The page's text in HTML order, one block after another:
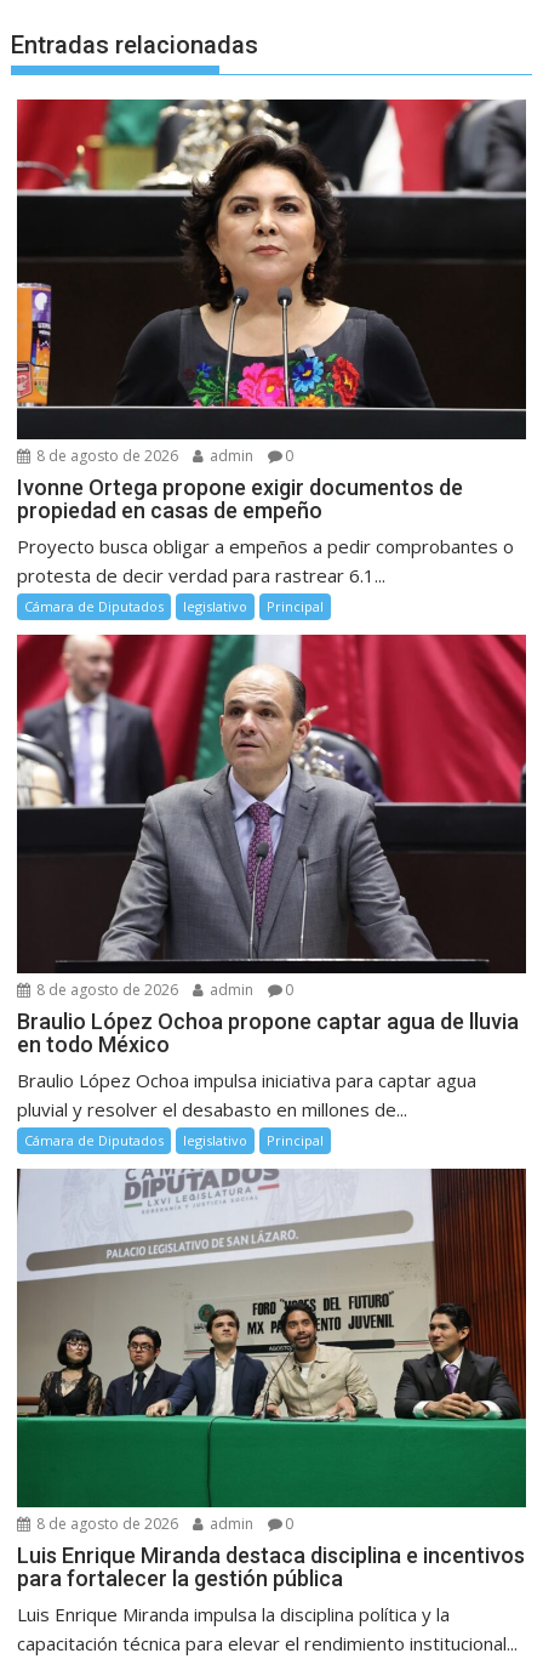
Entradas relacionadas
8 de agosto de 2026 admin 0
Ivonne Ortega propone exigir documentos de
propiedad en casas de empeño
Proyecto busca obligar a empeños a pedir comprobantes o
protesta de decir verdad para rastrear 6.1...
Cámara de Diputados legislativo Principal
8 de agosto de 2026 admin 0
Braulio López Ochoa propone captar agua de lluvia
en todo México
Braulio López Ochoa impulsa iniciativa para captar agua
pluvial y resolver el desabasto en millones de...
Cámara de Diputados legislativo Principal
8 de agosto de 2026 admin 0
Luis Enrique Miranda destaca disciplina e incentivos
para fortalecer la gestión pública
Luis Enrique Miranda impulsa la disciplina política y la
capacitación técnica para elevar el rendimiento institucional...